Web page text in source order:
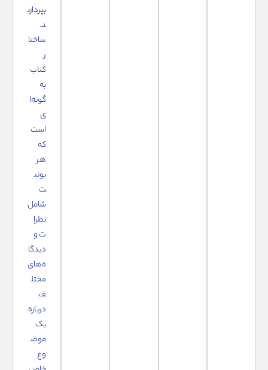
بپردازن
د.
ساختا
ر
کتاب
به
گونه‌ا
ی
است
که
هر
یونی
ت
شامل
نظرا
ت و
دیدگا
ه‌های
مختل
ف
درباره
یک
موض
وع